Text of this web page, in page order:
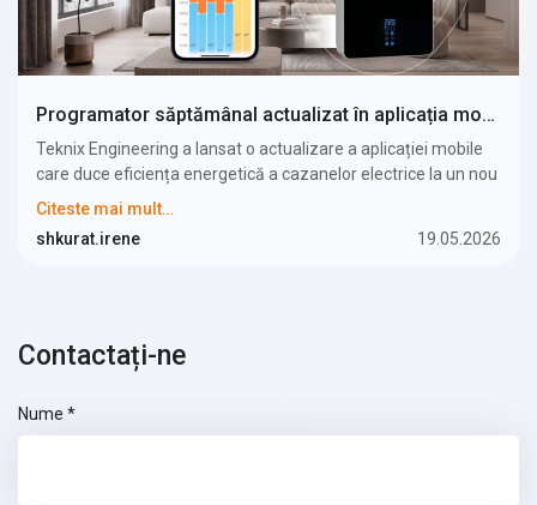
Programator săptămânal actualizat în aplicația mobilă a centralei electrice TEKNIX
Teknix Engineering a lansat o actualizare a aplicației mobile
care duce eficiența energetică a cazanelor electrice la un nou
nivel. Acum, utilizatorii pot seta un program individual de
încălzire, cât și pentru apa caldă menajeră (în cazul utilizării
Citeste mai mult…
shkurat.irene
19.05.2026
Contactați-ne
Nume *